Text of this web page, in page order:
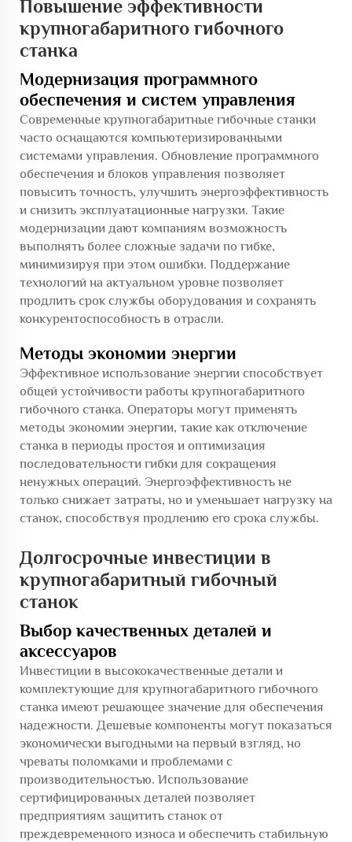
Повышение эффективности
крупногабаритного гибочного
станка
Модернизация программного
обеспечения и систем управления
Современные крупногабаритные гибочные станки
часто оснащаются компьютеризированными
системами управления. Обновление программного
обеспечения и блоков управления позволяет
повысить точность, улучшить энергоэффективность
и снизить эксплуатационные нагрузки. Такие
модернизации дают компаниям возможность
выполнять более сложные задачи по гибке,
минимизируя при этом ошибки. Поддержание
технологий на актуальном уровне позволяет
продлить срок службы оборудования и сохранять
конкурентоспособность в отрасли.
Методы экономии энергии
Эффективное использование энергии способствует
общей устойчивости работы крупногабаритного
гибочного станка. Операторы могут применять
методы экономии энергии, такие как отключение
станка в периоды простоя и оптимизация
последовательности гибки для сокращения
ненужных операций. Энергоэффективность не
только снижает затраты, но и уменьшает нагрузку на
станок, способствуя продлению его срока службы.
Долгосрочные инвестиции в
крупногабаритный гибочный
станок
Выбор качественных деталей и
аксессуаров
Инвестиции в высококачественные детали и
комплектующие для крупногабаритного гибочного
станка имеют решающее значение для обеспечения
надежности. Дешевые компоненты могут показаться
экономически выгодными на первый взгляд, но
чреваты поломками и проблемами с
производительностью. Использование
сертифицированных деталей позволяет
предприятиям защитить станок от
преждевременного износа и обеспечить стабильную